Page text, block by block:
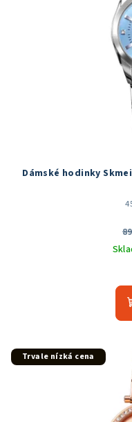
Dámské hodinky
Trvale nízká cena